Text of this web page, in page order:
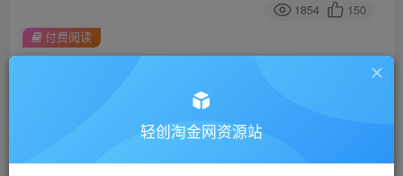
1854 150
金币9.9金币99
付费阅读
轻创淘金网资源站